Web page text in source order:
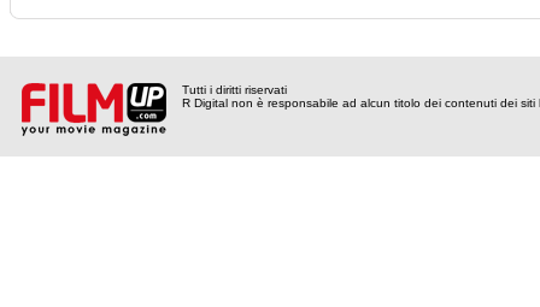
Tutti i diritti riservati
R Digital non è responsabile ad alcun titolo dei contenuti dei siti